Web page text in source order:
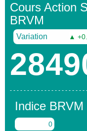
Cours Action
BRVM
Variation ▲
- - - - - - - - - - - - - - - - - - - - -
Indice
0